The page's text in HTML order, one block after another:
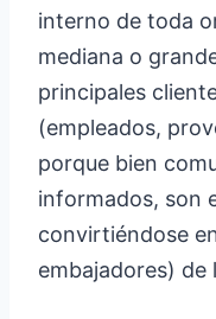
interno de toda
mediana o
principales
(empleados,
porque bien
informados, son
convirtiéndose
embajadores) de